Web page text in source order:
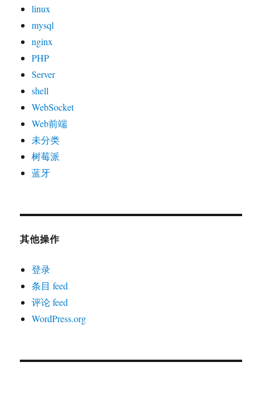
linux
mysql
nginx
PHP
Server
shell
WebSocket
Web前端
未分类
树莓派
蓝牙
其他操作
登录
条目 feed
评论 feed
WordPress.org